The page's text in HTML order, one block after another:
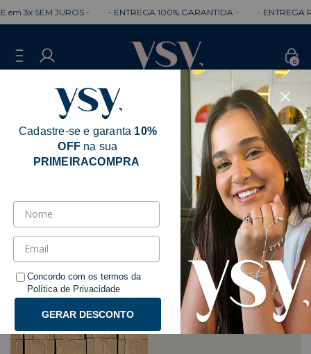
3x SEM JUROS - - ENTREGA 100% GARANTIDA - - ENTREGA
0
Retirada
Cadastre-se e garanta 10%
OFF na sua
PRIMEIRACOMPRA
Concordo com os termos da
Política de Privacidade
GERAR DESCONTO